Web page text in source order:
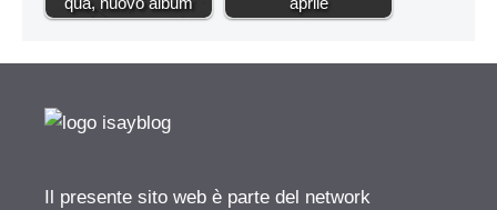
Il presente sito web è parte del network